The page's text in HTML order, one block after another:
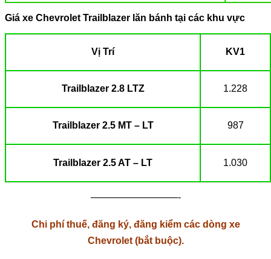
Giá xe Chevrolet Trailblazer lăn bánh tại các khu vực
Vị Trí KV1
Trailblazer 2.8 LTZ 1.228
Trailblazer 2.5 MT – LT 987
Trailblazer 2.5 AT – LT 1.030
—————————-
Chi phí thuế, đăng ký, đăng kiểm các dòng xe
Chevrolet (bắt buộc).